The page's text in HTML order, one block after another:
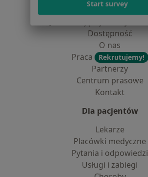
Polityka cookies
Dostępność
O nas
Praca
Rekrutujemy!
Partnerzy
Centrum prasowe
Kontakt
Dla pacjentów
Lekarze
Placówki medyczne
Pytania i odpowiedzi
Usługi i zabiegi
Start survey